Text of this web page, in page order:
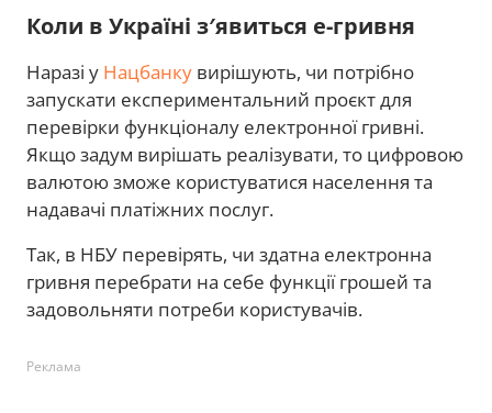
Коли в Україні з′явиться е-гривня
Наразі у Нацбанку вирішують, чи потрібно
запускати експериментальний проєкт для
перевірки функціоналу електронної гривні.
Якщо задум вирішать реалізувати, то цифровою
валютою зможе користуватися населення та
надавачі платіжних послуг.
Так, в НБУ перевірять, чи здатна електронна
гривня перебрати на себе функції грошей та
задовольняти потреби користувачів.
Реклама